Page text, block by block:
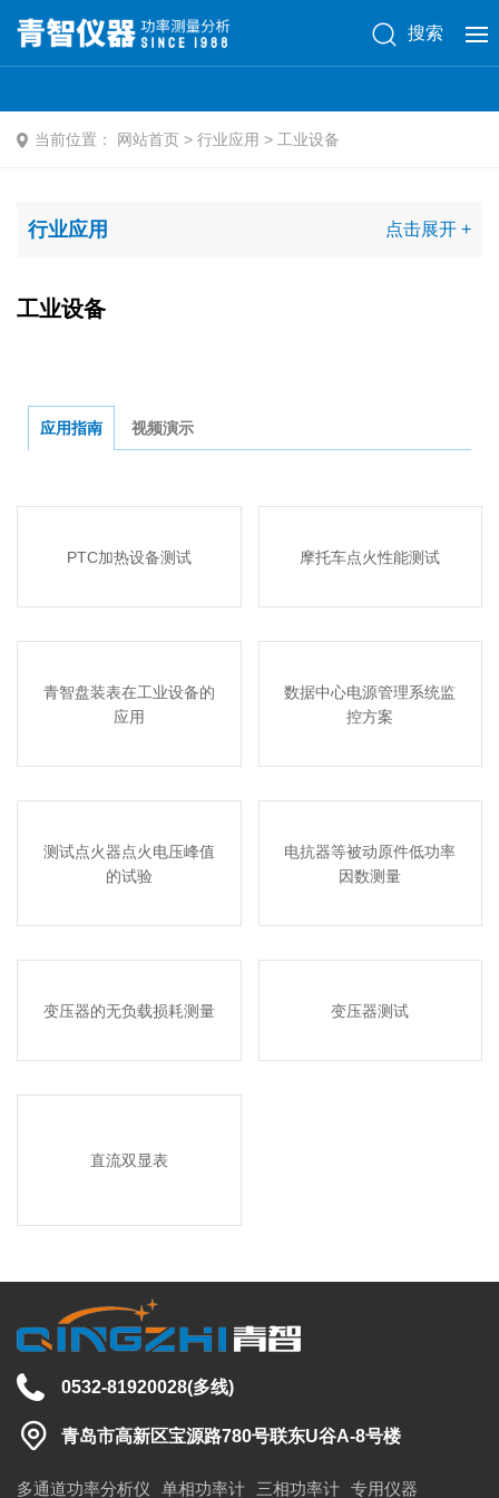
搜索
当前位置： 网站首页 > 行业应用 > 工业设备
行业应用
工业设备
应用指南 视频演示
PTC加热设备测试 摩托车点火性能测试
青智盘装表在工业设备的
应用
数据中心电源管理系统监
控方案
测试点火器点火电压峰值
的试验
电抗器等被动原件低功率
因数测量
变压器的无负载损耗测量 变压器测试
直流双显表
0532-81920028(多线)
青岛市高新区宝源路780号联东U谷A-8号楼
多通道功率分析仪 单相功率计 三相功率计 专用仪器